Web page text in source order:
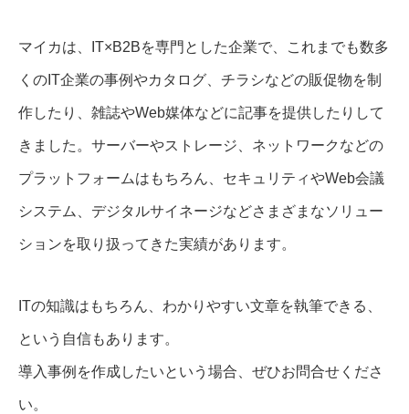
マイカは、IT×B2Bを専門とした企業で、これまでも数多
くのIT企業の事例やカタログ、チラシなどの販促物を制
作したり、雑誌やWeb媒体などに記事を提供したりして
きました。サーバーやストレージ、ネットワークなどの
プラットフォームはもちろん、セキュリティやWeb会議
システム、デジタルサイネージなどさまざまなソリュー
ションを取り扱ってきた実績があります。
ITの知識はもちろん、わかりやすい文章を執筆できる、
という自信もあります。
導入事例を作成したいという場合、ぜひお問合せくださ
い。